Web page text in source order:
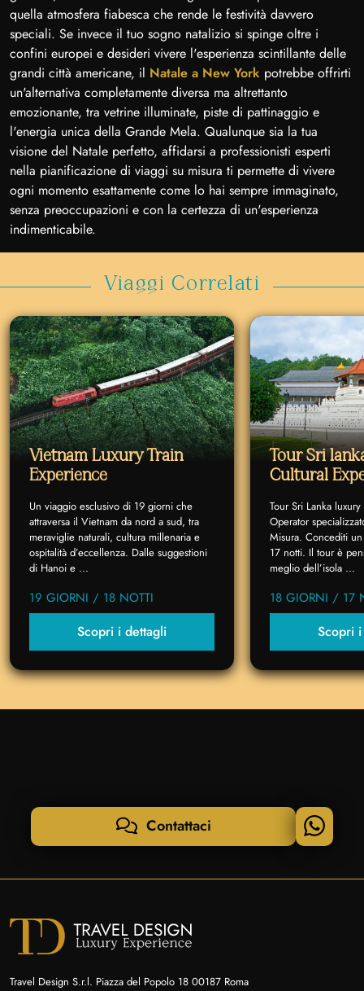
quella atmosfera fiabesca che rende le festività davvero
speciali. Se invece il tuo sogno natalizio si spinge oltre i
confini europei e desideri vivere l'esperienza scintillante delle
grandi città americane, il Natale a New York potrebbe offrirti
un'alternativa completamente diversa ma altrettanto
emozionante, tra vetrine illuminate, piste di pattinaggio e
l'energia unica della Grande Mela. Qualunque sia la tua
visione del Natale perfetto, affidarsi a professionisti esperti
nella pianificazione di viaggi su misura ti permette di vivere
ogni momento esattamente come lo hai sempre immaginato,
senza preoccupazioni e con la certezza di un'esperienza
indimenticabile.
Viaggi Correlati
Vietnam Luxury Train
Experience
Un viaggio esclusivo di 19 giorni che
attraversa il Vietnam da nord a sud, tra
meraviglie naturali, cultura millenaria e
ospitalità d’eccellenza. Dalle suggestioni
di Hanoi e ...
19 GIORNI / 18 NOTTI
Scopri i dettagli
Tour Sri
Cultural
Tour Sri Lanka
Operator
Misura. Concediti
17 notti. Il tour è
meglio dell’isola ...
18 GIORNI / 17
Scopri
Contattaci
Travel Design S.r.l. Piazza del Popolo 18 00187 Roma